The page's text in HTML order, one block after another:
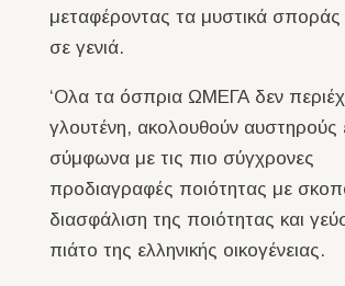
μεταφέροντας τα μυστικά σποράς
σε γενιά.
‘Ολα τα όσπρια ΩΜΕΓΑ δεν
γλουτένη, ακολουθούν αυστηρούς
σύμφωνα με τις πιο σύγχρονες
προδιαγραφές ποιότητας με
διασφάλιση της ποιότητας και
πιάτο της ελληνικής οικογένειας.